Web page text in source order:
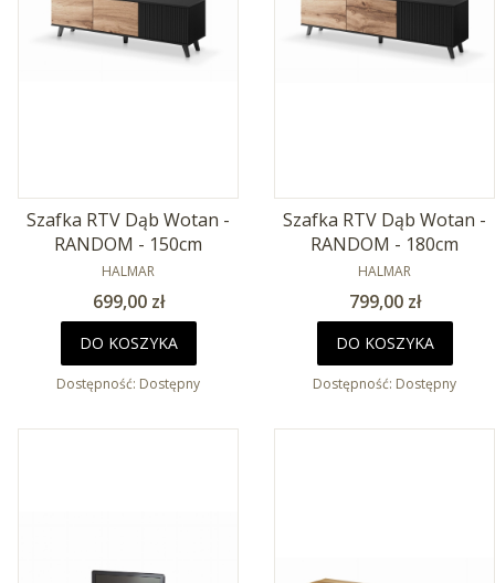
Szafka RTV Dąb Wotan -
RANDOM - 150cm
PRODUCENT
HALMAR
Cena
699,00 zł
DO KOSZYKA
Dostępność: Dostępny
Szafka RTV Dąb Wotan -
RANDOM - 180cm
PRODUCENT
HALMAR
Cena
799,00 zł
DO KOSZYKA
Dostępność: Dostępny